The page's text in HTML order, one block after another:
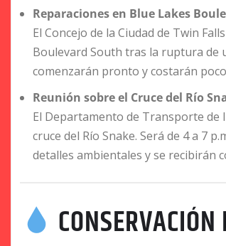
Reparaciones en Blue Lakes
El Concejo de la Ciudad de Twin
Boulevard South tras la ruptura de
comenzarán pronto y costarán
Reunión sobre el Cruce del Río
El Departamento de Transporte
cruce del Río Snake. Será de 4 a 7
detalles ambientales y se recibirán